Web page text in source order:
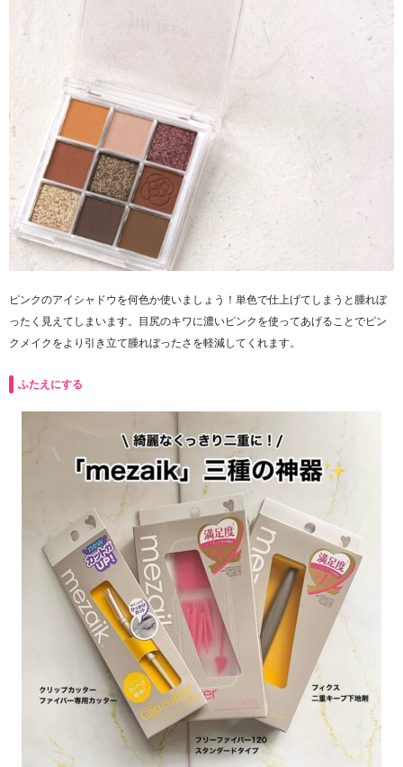
ピンクのアイシャドウを何色か使いましょう！単色で仕上げてしまうと腫れぼ
ったく見えてしまいます。目尻のキワに濃いピンクを使ってあげることでピン
クメイクをより引き立て腫れぼったさを軽減してくれます。
ふたえにする